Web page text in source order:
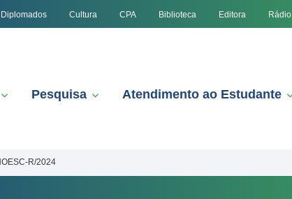
Diplomados Cultura CPA Biblioteca Editora Rádio
Pesquisa Atendimento ao Estudante
R/2024